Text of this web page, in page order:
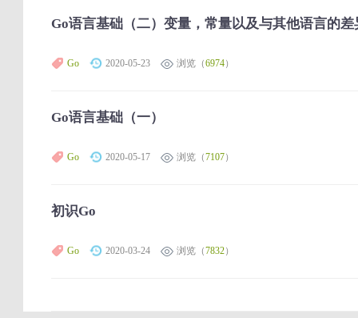
Go语言基础（二）变量，常量以及与其他语言的差
Go 2020-05-23 浏览（6974）
Go语言基础（一）
Go 2020-05-17 浏览（7107）
初识Go
Go 2020-03-24 浏览（7832）